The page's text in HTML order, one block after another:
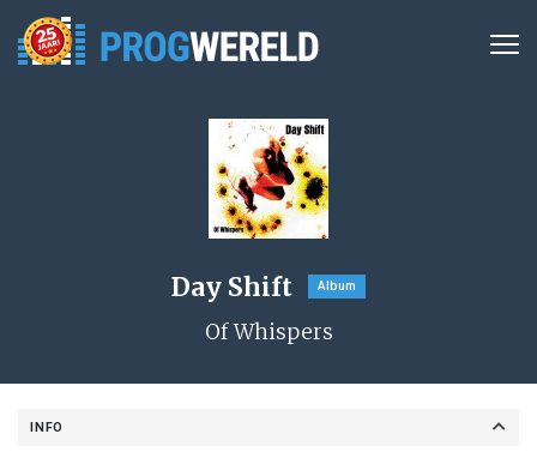
Day Shift Album
Of Whispers
INFO